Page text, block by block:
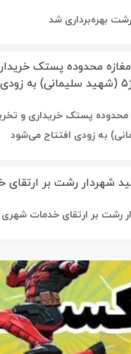
رشت بر ارتقای خدمات شهری